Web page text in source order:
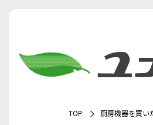
TOP 厨房機器を買い